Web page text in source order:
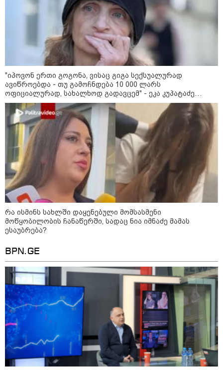
09:33 / 05-08-2026
"მამის მიერ ცოტნესთვის
დატოვებულ სახლში
თვითნებურად ცხოვრობს
ადამიანი, რომელიც ზვიადის
ანდერძში ერთი სიტყვითაც კი
არ არის მოხსენიებული" - ანა
ჯაბაური
09:32 / 05-08-2026
"4 დღე უწყლოდ და უპუროდ
გაატარეს, მათ სიცოცხლე
დავუბრუნეთ" - ქართველი
მეზღვაური წერს, რომ 36
მიგრანტი, მათ შორის, ორსული
გოგონა გადაარჩინა
12:20 / 04-08-2026
"როცა კანონიკიდან
გამომდინარე, მართებულად
მიგვაჩნია, რომ ადამიანის
გასვენება ტაძრიდან არ მოხდეს,
ეს მგლოვიარეს ისეთი
სიყვარულითა უნდა ავუხსნათ,
რომ შფოთვა არ დაიბადოს" -
დედა სიდონია
კატეგორიის ყველა სიახლე
მკითხველის რჩევით
"იპოვონ ერთი გოგონა, ვისაც გიგა სექსუალურად
ავიწროებდა - თუ გამოჩნდება 10 000 ლარს
ოფიციალურად, სახალხოდ გადავცემ" - ეკა კუპატაძე
განცხადებას ავრცელებს
რა ისმინს სახლში დაყენებული მომსასმენი
მოწყობილობის ჩანაწერში, სადაც ნია იმნაძე მამას
ესაუბრება?
BPN.GE